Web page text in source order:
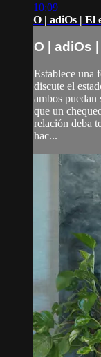
10:09
O | adiOs | El
O | adiOs
Establece una
discute el
ambos puedan
que un
relación deba
hac...